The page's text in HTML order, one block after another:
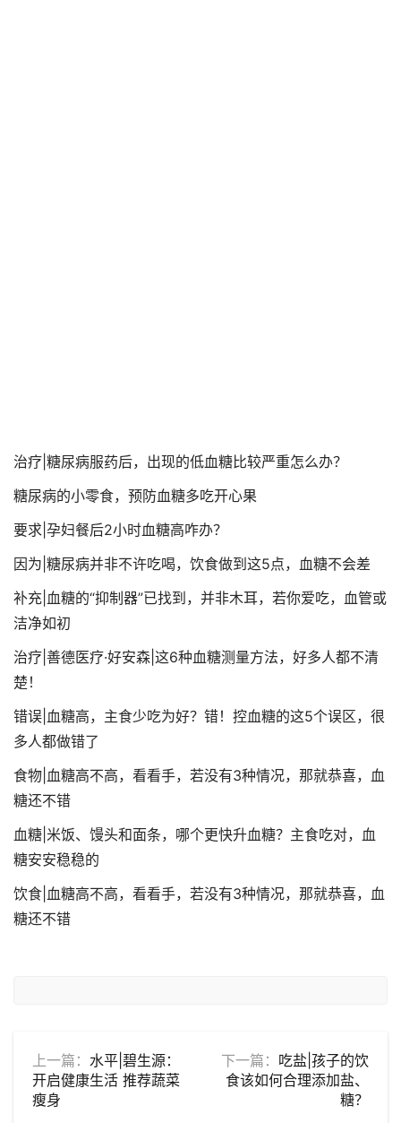
治疗|糖尿病服药后，出现的低血糖比较严重怎么办？
糖尿病的小零食，预防血糖多吃开心果
要求|孕妇餐后2小时血糖高咋办？
因为|糖尿病并非不许吃喝，饮食做到这5点，血糖不会差
补充|血糖的“抑制器”已找到，并非木耳，若你爱吃，血管或
洁净如初
治疗|善德医疗·好安森|这6种血糖测量方法，好多人都不清
楚！
错误|血糖高，主食少吃为好？错！控血糖的这5个误区，很
多人都做错了
食物|血糖高不高，看看手，若没有3种情况，那就恭喜，血
糖还不错
血糖|米饭、馒头和面条，哪个更快升血糖？主食吃对，血
糖安安稳稳的
饮食|血糖高不高，看看手，若没有3种情况，那就恭喜，血
糖还不错
上一篇： 水平|碧生源：
开启健康生活 推荐蔬菜
瘦身
下一篇： 吃盐|孩子的饮
食该如何合理添加盐、
糖？